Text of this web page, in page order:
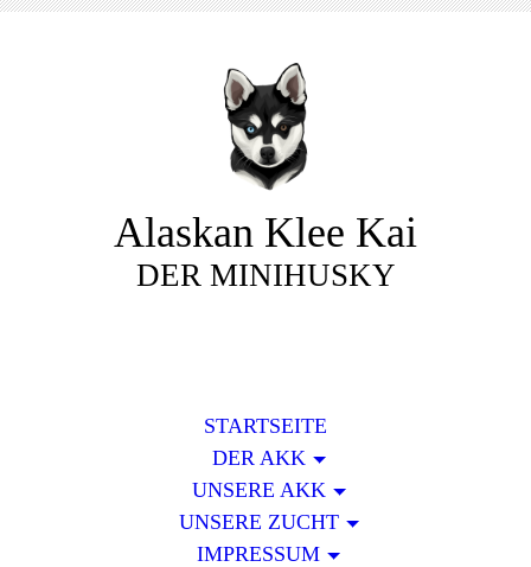
Alaskan Klee Kai
DER MINIHUSKY
STARTSEITE
DER AKK
UNSERE AKK
UNSERE ZUCHT
IMPRESSUM